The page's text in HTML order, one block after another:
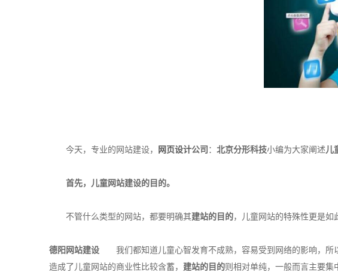
今天，专业的网站建设， 网页设计公司 ： 北京分形科技小编为大家阐述儿
首先， 儿童网站建设的目的。
不管什么类型的网站，都要明确其建站的目的，儿童网站的特殊性更是如
德阳网站建设 我们都知道儿童心智发育不成熟，容易受到网络的影响，所
造成了儿童网站的商业性比较含蓄， 建站的目的则相对单纯，一般而言主要集